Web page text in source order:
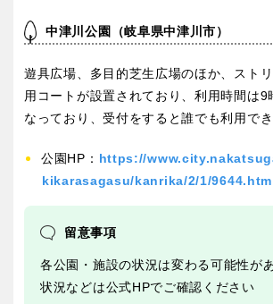
中津川公園（岐阜県中津川市）
遊具広場、多目的芝生広場のほか、スト
用コートが設置されており、利用時間は9
なっており、受付をすると誰でも利用でき
公園HP： https://
kikarasagasu/kanrika/2/1/
留意事項
各公園・施設の状況は変わる可能性が
状況などは公式HPでご確認ください